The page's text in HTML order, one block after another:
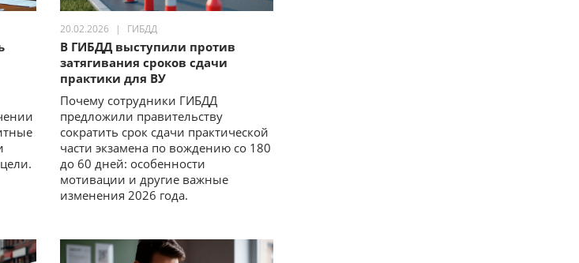
20.02.2026 ГИБДД
В ГИБДД выступили против
затягивания сроков сдачи
практики для ВУ
Почему сотрудники ГИБДД
предложили правительству
сократить срок сдачи практической
части экзамена по вождению со 180
до 60 дней: особенности
мотивации и другие важные
изменения 2026 года.